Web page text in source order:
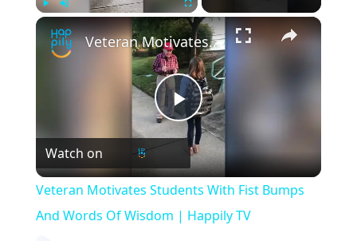
Fullscreen ×
Play
Video
Veteran Motivates Students With Fist Bumps And Words Of Wisdom | Happily TV
Watch on
Veteran Motivates Students With Fist Bumps
And Words Of Wisdom | Happily TV